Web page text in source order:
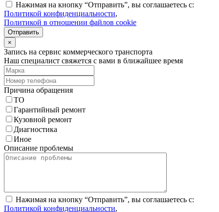
Нажимая на кнопку “Отправить”, вы соглашаетесь с:
Политикой конфиденциальности,
Политикой в отношении файлов cookie
Отправить
×
Запись на сервис коммерческого транспорта
Наш специалист свяжется с вами в ближайшее время
Причина обращения
ТО
Гарантийный ремонт
Кузовной ремонт
Диагностика
Иное
Описание проблемы
Нажимая на кнопку “Отправить”, вы соглашаетесь с:
Политикой конфиденциальности,